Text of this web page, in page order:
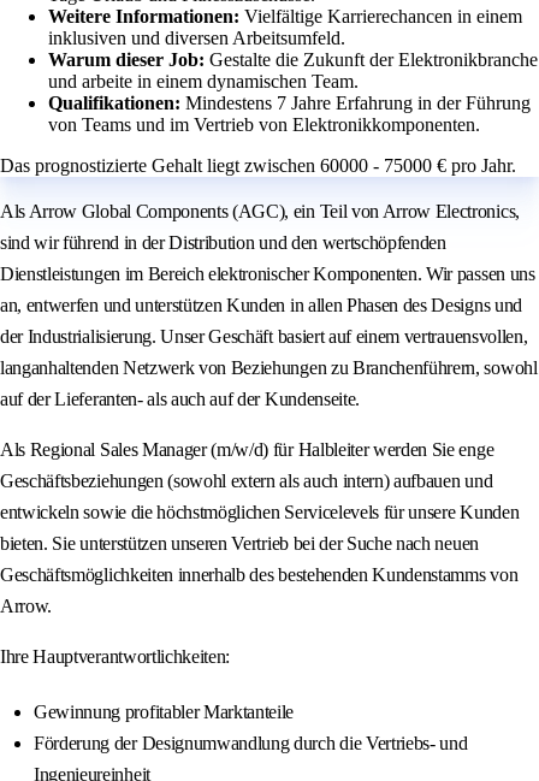
Weitere Informationen: Vielfältige Karrierechancen in einem
inklusiven und diversen Arbeitsumfeld.
Warum dieser Job: Gestalte die Zukunft der Elektronikbranche
und arbeite in einem dynamischen Team.
Qualifikationen: Mindestens 7 Jahre Erfahrung in der Führung
von Teams und im Vertrieb von Elektronikkomponenten.
Das prognostizierte Gehalt liegt zwischen 60000 - 75000 € pro Jahr.
Als Arrow Global Components (AGC), ein Teil von Arrow Electronics,
sind wir führend in der Distribution und den wertschöpfenden
Dienstleistungen im Bereich elektronischer Komponenten. Wir passen uns
an, entwerfen und unterstützen Kunden in allen Phasen des Designs und
der Industrialisierung. Unser Geschäft basiert auf einem vertrauensvollen,
langanhaltenden Netzwerk von Beziehungen zu Branchenführern, sowohl
auf der Lieferanten- als auch auf der Kundenseite.
Als Regional Sales Manager (m/w/d) für Halbleiter werden Sie enge
Geschäftsbeziehungen (sowohl extern als auch intern) aufbauen und
entwickeln sowie die höchstmöglichen Servicelevels für unsere Kunden
bieten. Sie unterstützen unseren Vertrieb bei der Suche nach neuen
Geschäftsmöglichkeiten innerhalb des bestehenden Kundenstamms von
Arrow.
Ihre Hauptverantwortlichkeiten:
Gewinnung profitabler Marktanteile
Förderung der Designumwandlung durch die Vertriebs- und
Ingenieureinheit